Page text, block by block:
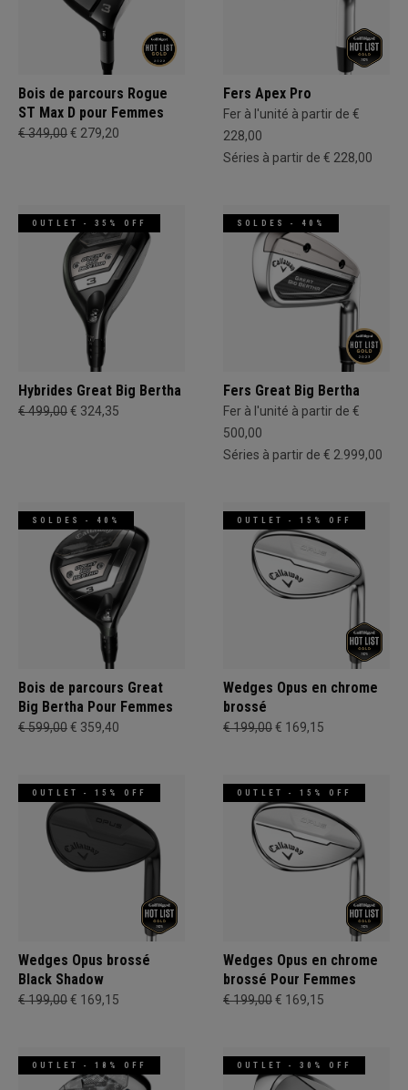
Bois de parcours Rogue
ST Max D pour Femmes
€ 349,00€ 279,20
Fers Apex Pro
Fer à l'unité à partir de €
228,00
Séries à partir de € 228,00
OUTLET - 35% OFF
Hybrides Great Big Bertha
€ 499,00€ 324,35
SOLDES - 40%
Fers Great Big Bertha
Fer à l'unité à partir de €
500,00
Séries à partir de € 2.999,00
SOLDES - 40%
Bois de parcours Great
Big Bertha Pour Femmes
€ 599,00€ 359,40
OUTLET - 15% OFF
Wedges Opus en chrome
brossé
€ 199,00€ 169,15
OUTLET - 15% OFF
Wedges Opus brossé
Black Shadow
€ 199,00€ 169,15
OUTLET - 15% OFF
Wedges Opus en chrome
brossé Pour Femmes
€ 199,00€ 169,15
OUTLET - 18% OFF OUTLET - 30% OFF